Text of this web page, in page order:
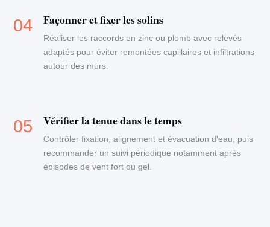
Façonner et fixer les solins
Réaliser les raccords en zinc ou plomb avec relevés
adaptés pour éviter remontées capillaires et infiltrations
autour des murs.
Vérifier la tenue dans le temps
Contrôler fixation, alignement et évacuation d'eau, puis
recommander un suivi périodique notamment après
épisodes de vent fort ou gel.